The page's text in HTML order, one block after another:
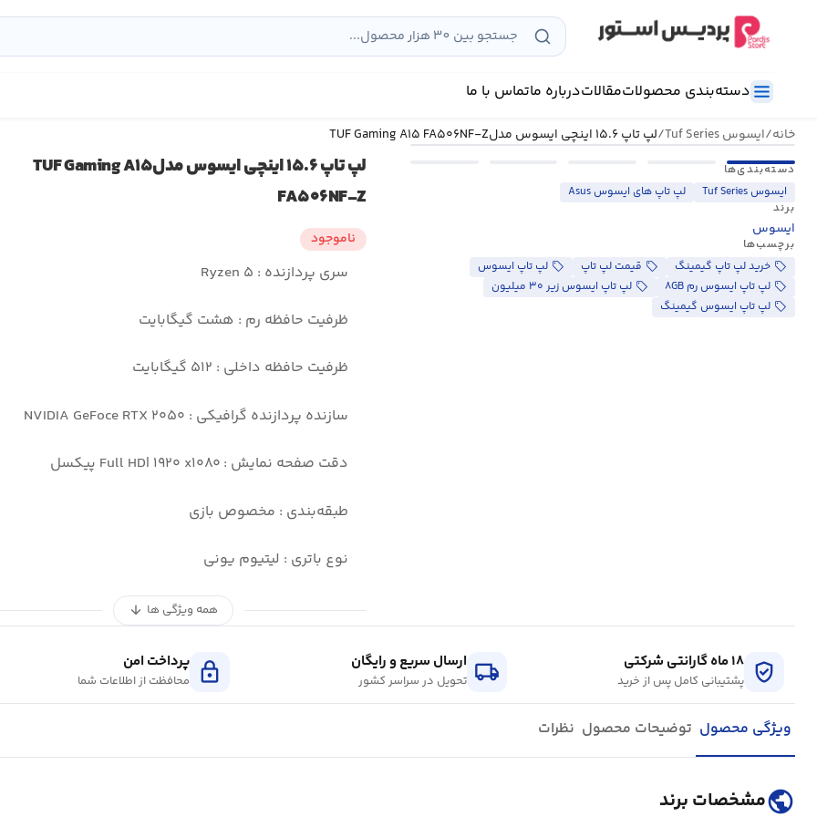
دسته‌بندی محصولاتمقالاتدرباره ماتماس با ما
خانه/ایسوس Tuf Series /لپ تاپ ۱۵.۶ اینچی ایسوس مدلTUF Gaming A۱۵ FA۵۰۶NF-Z
دسته‌بندی‌ها
ایسوس Tuf Series
لپ تاپ های ایسوس Asus
برند
ایسوس
برچسب‌ها
خرید لپ تاپ گیمینگ
قیمت لپ تاپ
لپ تاپ ایسوس
لپ تاپ ایسوس رم ۸GB
لپ تاپ ایسوس زیر ۳۰ میلیون
لپ تاپ ایسوس گیمینگ
لپ تاپ ۱۵.۶ اینچی ایسوس مدلTUF Gaming A۱۵
FA۵۰۶NF-Z
ناموجود
سری پردازنده : Ryzen ۵
ظرفیت حافظه رم : هشت گیگابایت
ظرفیت حافظه داخلی : ۵۱۲ گیگابایت
سازنده پردازنده گرافیکی : NVIDIA GeFoce RTX ۲۰۵۰
دقت صفحه نمایش : Full HD| ۱۹۲۰ x۱۰۸۰ پیکسل
طبقه‌بندی : مخصوص بازی
نوع باتری : لیتیوم یونی
همه ویژگی ها arrow_downward
verified_user ۱۸ ماه گارانتی شرکتی
پشتیبانی کامل پس از خرید local_shipping ارسال سریع و رایگان
تحویل در سراسر کشور lock پرداخت امن
محافظت از اطلاعات شما
ویژگی محصول توضیحات محصول نظرات
publicمشخصات برند